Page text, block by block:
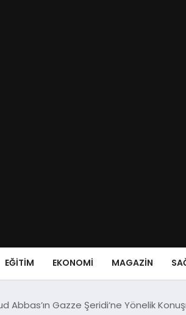
EĞITIM EKONOMI MAGAZIN
Abbas’ın Gazze Şeridi’ne Yönelik